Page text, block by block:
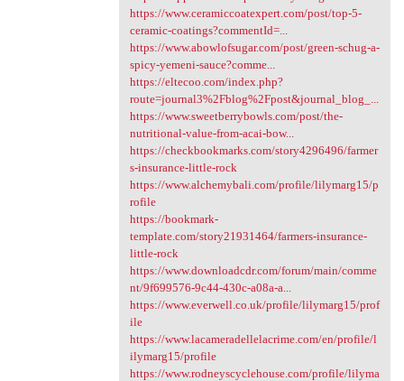
https://www.ceramiccoatexpert.com/post/top-5-
ceramic-coatings?commentId=...
https://www.abowlofsugar.com/post/green-schug-a-
spicy-yemeni-sauce?comme...
https://eltecoo.com/index.php?
route=journal3%2Fblog%2Fpost&journal_blog_...
https://www.sweetberrybowls.com/post/the-
nutritional-value-from-acai-bow...
https://checkbookmarks.com/story4296496/farmer
s-insurance-little-rock
https://www.alchemybali.com/profile/lilymarg15/p
rofile
https://bookmark-
template.com/story21931464/farmers-insurance-
little-rock
https://www.downloadcdr.com/forum/main/comme
nt/9f699576-9c44-430c-a08a-a...
https://www.everwell.co.uk/profile/lilymarg15/prof
ile
https://www.lacameradellelacrime.com/en/profile/l
ilymarg15/profile
https://www.rodneyscyclehouse.com/profile/lilyma